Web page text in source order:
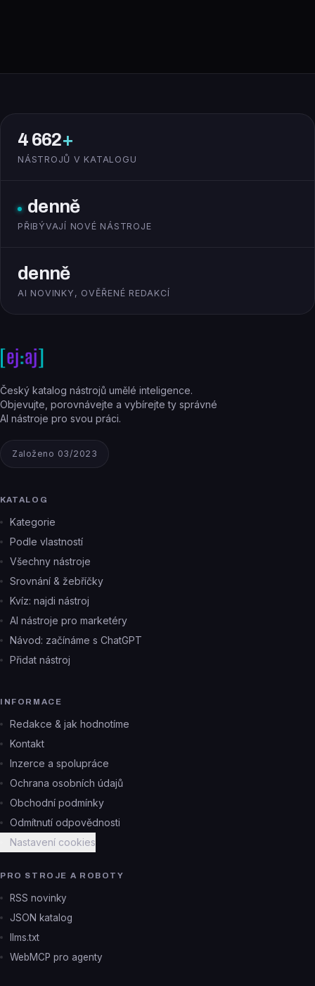
4 662+
NÁSTROJŮ V KATALOGU
denně
PŘIBÝVAJÍ NOVÉ NÁSTROJE
denně
AI NOVINKY, OVĚŘENÉ REDAKCÍ
Český katalog nástrojů umělé inteligence.
Objevujte, porovnávejte a vybírejte ty správné
AI nástroje pro svou práci.
Založeno 03/2023
KATALOG
Kategorie
Podle vlastností
Všechny nástroje
Srovnání & žebříčky
Kvíz: najdi nástroj
AI nástroje pro marketéry
Návod: začínáme s ChatGPT
Přidat nástroj
INFORMACE
Redakce & jak hodnotíme
Kontakt
Inzerce a spolupráce
Ochrana osobních údajů
Obchodní podmínky
Odmítnutí odpovědnosti
Nastavení cookies
PRO STROJE A ROBOTY
RSS novinky
JSON katalog
llms.txt
WebMCP pro agenty